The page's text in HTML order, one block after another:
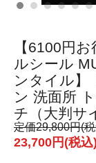
【6100円
ルシール
ンタイル】
ン 洗面所
チ（大判サ
定価29,800円(
23,700円(税込)